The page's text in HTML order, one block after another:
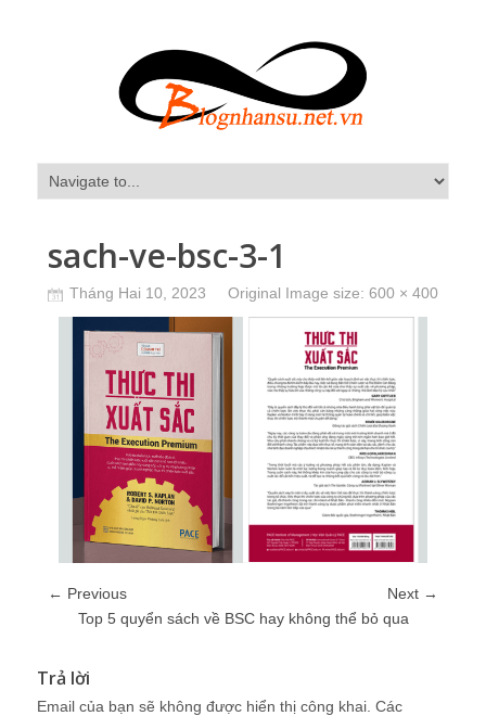
sach-ve-bsc-3-1
Tháng Hai 10, 2023 Original Image size: 600 × 400
← Previous
Next →
Top 5 quyển sách về BSC hay không thể bỏ qua
Trả lời
Email của bạn sẽ không được hiển thị công khai. Các